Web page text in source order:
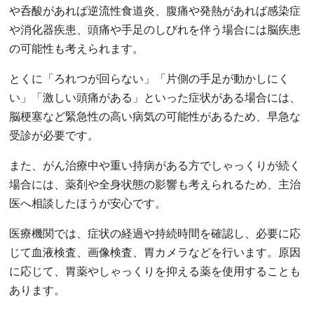
や呑酸があれば逆流性食道炎、腹痛や発熱があれば感染症
や消化器疾患、頭痛や手足のしびれを伴う場合には脳疾患
の可能性も考えられます。
とくに「ろれつが回らない」「片側の手足が動かしにく
い」「激しい頭痛がある」といった症状がある場合には、
脳梗塞など緊急性の高い病気の可能性があるため、早急な
受診が必要です。
また、がん治療中や重い持病がある方でしゃっくりが続く
場合には、薬剤や全身状態の影響も考えられるため、主治
医へ相談したほうが安心です。
医療機関では、症状の経過や持続時間を確認し、必要に応
じて血液検査、画像検査、胃カメラなどを行います。原因
に応じて、胃薬やしゃっくりを抑える薬を使用することも
あります。